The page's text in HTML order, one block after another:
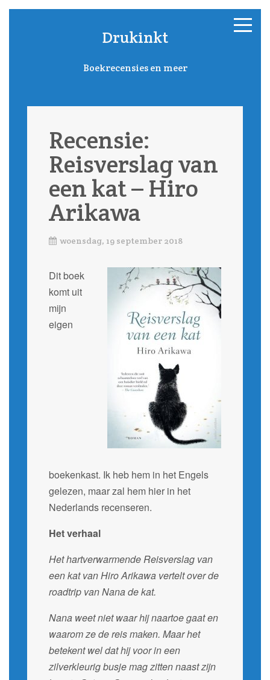
Drukinkt
Boekrecensies en meer
Recensie:
Reisverslag van
een kat – Hiro
Arikawa
woensdag, 19 september 2018
Dit boek
komt uit
mijn
eigen
boekenkast. Ik heb hem in het Engels
gelezen, maar zal hem hier in het
Nederlands recenseren.
Het verhaal
Het hartverwarmende Reisverslag van
een kat van Hiro Arikawa vertelt over de
roadtrip van Nana de kat.
Nana weet niet waar hij naartoe gaat en
waarom ze de reis maken. Maar het
betekent wel dat hij voor in een
zilverkleurig busje mag zitten naast zijn